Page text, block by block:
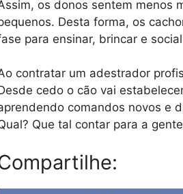
os donos sentem menos
Desta forma, os
para ensinar, brincar e
contratar um adestrador
cedo o cão vai
comandos novos e
Que tal contar para a